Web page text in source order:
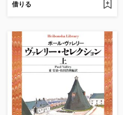
借りる